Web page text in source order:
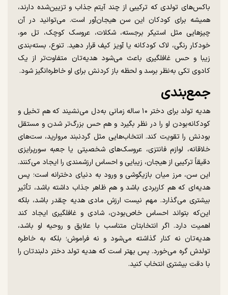
باکس‌های تولدی که ترکیبی از چند آیتم جذاب و تزیین‌شده دارند،
همیشه برای کودکان این سن هیجان‌آور است. می‌توانید در آن
چیز‌هایی مثل استیکر برجسته، شکلات، عروسک کوچک، تل مو،
خودکار رنگی، لاک کودکانه یا آویز کیف قرار دهید. تنوع، بسته‌بندی
زیبا و حس غافلگیری باعث می‌شود هدیه‌تان متفاوت‌تر از یک
کادوی تکی به‌نظر برسد و لحظه باز کردنش برای او خاطره‌انگیز شود.
جمع‌بندی
هدیه تولد برای دختر ۱۰ ساله زمانی به‌دل می‌نشیند که هم تخیل و
کودکانه‌بودن او را در نظر بگیرد و هم حس بزرگ‌تر شدن و مستقل
بودنش را تقویت کند. انتخاب‌هایی مثل گردنبند مروارید، ست‌های
خلاقانه، لوازم فانتزی، عروسک‌های شخصیتی یا جعبه سورپرایزی
دقیقاً ترکیبی از هیجان، زیبایی و احساس ارزشمندی را ایجاد می‌کنند.
این سن، مرز میان بازیگوشی و ورود به دنیای دخترانه است؛ پس
هدیه‌ای که هم کاربردی باشد و هم ظاهر جذاب داشته باشد، تأثیر
بیشتری می‌گذارد. مهم نیست ارزش مادی هدیه چقدر باشد، بلکه
این‌که بتواند احساس خاص‌بودن، شادی و غافلگیری ایجاد کند
اهمیت دارد. اگر انتخابتان متناسب با علایق و روحیه او باشد،
هدیه‌تان نه کنار گذاشته می‌شود و نه فراموش؛ بلکه به خاطره
تولدش گره می‌خورد. پس بهتر است که هدیه تولد دختر دلبندتان را
با دقت بیشتری انتخاب کنید.